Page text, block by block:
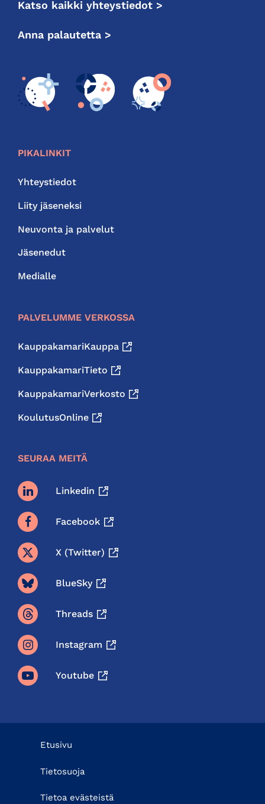
Katso kaikki yhteystiedot >
Anna palautetta >
PIKALINKIT
Yhteystiedot
Liity jäseneksi
Neuvonta ja palvelut
Jäsenedut
Medialle
PALVELUMME VERKOSSA
KauppakamariKauppa
KauppakamariTieto
KauppakamariVerkosto
KoulutusOnline
SEURAA MEITÄ
Linkedin
Facebook
X (twitter)
BlueSky
Threads
Instagram
Youtube
Etusivu
Tietosuoja
Tietoa evästeistä